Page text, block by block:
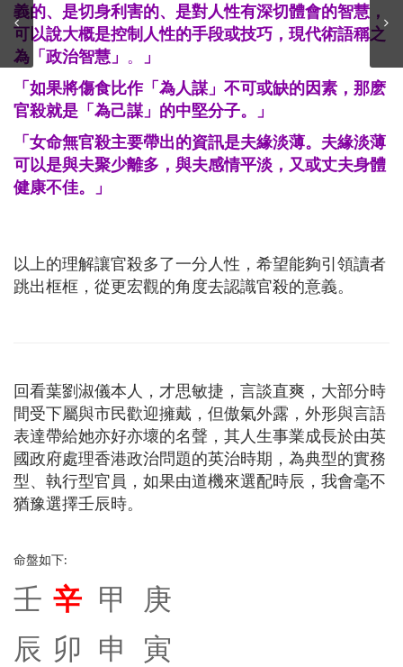
義的、是切身利害的、是對人性有深切體會的智慧 ，
可以說大概是控制人性的手段或技巧，現代術語稱之
為「政治智慧」 。
」
「如果將傷食比作「為人謀」不可或缺的因素，那麽
官殺就是「為己謀」的中堅分子。」
「女命無官殺主要帶出的資訊是夫緣淡薄。夫緣淡薄
可以是與夫聚少離多，與夫感情平淡，又或丈夫身體
健康不佳。」
以上的理解讓官殺多了一分人性，希望能夠引領讀者
跳出框框，從更宏觀的角度去認識官殺的意義。
回看葉劉淑儀本人，才思敏捷，言談直爽，大部分時
間受下屬與市民歡迎擁戴，但傲氣外露，外形與言語
表達帶給她亦好亦壞的名聲，其人生事業成長於由英
國政府處理香港政治問題的英治時期，為典型的實務
型、執行型官員，如果由道機來選配時辰，我會毫不
猶豫選擇壬辰時。
命盤如下:
壬 辛 甲 庚
辰 卯 申 寅